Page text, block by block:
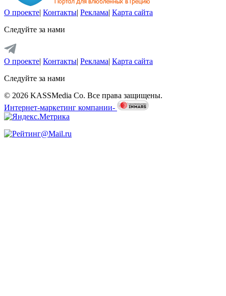
О проекте| Контакты| Реклама| Карта сайта
Следуйте за нами
О проекте| Контакты| Реклама| Карта сайта
Следуйте за нами
© 2026 KASSMedia Co. Все права защищены.
Интернет-маркетинг компании-